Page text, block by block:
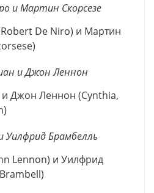
и Мартин Скорсезе
и Джон Леннон
Уилфрид Брамбелль